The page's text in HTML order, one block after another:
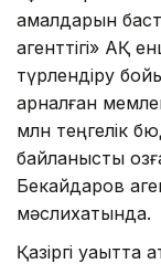
амалдарын
агенттігі» АҚ
түрлендіру
арналған
млн теңгелік
байланысты
Бекайдаров
мәслихатында.
Қазіргі